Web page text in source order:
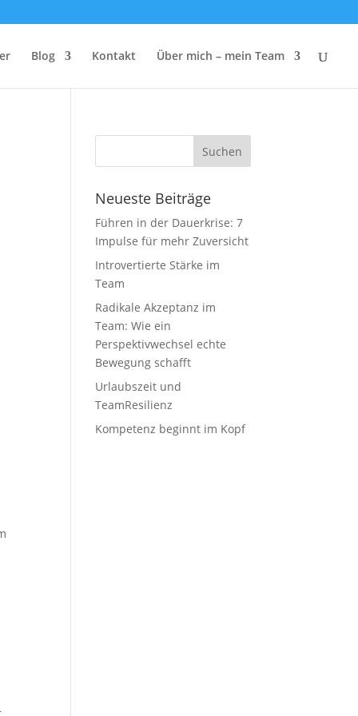
Blog Kontakt Über mich – mein Team
Neueste Beiträge
Führen in der Dauerkrise: 7
Impulse für mehr Zuversicht
Introvertierte Stärke im
Team
Radikale Akzeptanz im
Team: Wie ein
Perspektivwechsel echte
Bewegung schafft
Urlaubszeit und
TeamResilienz
Kompetenz beginnt im Kopf